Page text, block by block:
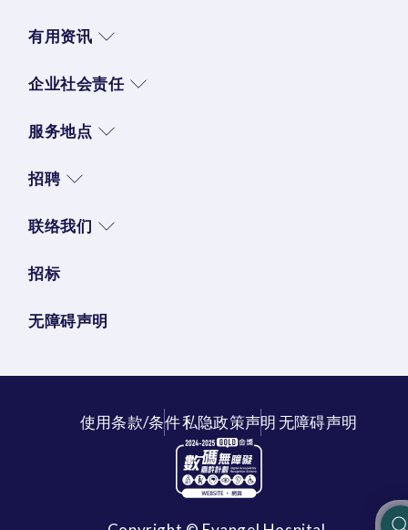
有用资讯
企业社会责任
服务地点
招聘
联络我们
招标
无障碍声明
使用条款/条件私隐政策声明无障碍声明